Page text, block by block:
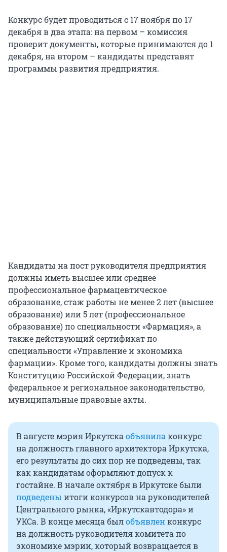
Конкурс будет проводиться с 17 ноября по 17
декабря в два этапа: на первом – комиссия
проверит документы, которые принимаются до 1
декабря, на втором – кандидаты представят
программы развития предприятия.
Кандидаты на пост руководителя предприятия
должны иметь высшее или среднее
профессиональное фармацевтическое
образование, стаж работы не менее 2 лет (высшее
образование) или 5 лет (профессиональное
образование) по специальности «Фармация», а
также действующий сертификат по
специальности «Управление и экономика
фармации». Кроме того, кандидаты должны знать
Конституцию Российской Федерации, знать
федеральное и региональное законодательство,
муниципальные правовые акты.
В августе мэрия Иркутска объявила конкурс
на должность главного архитектора Иркутска,
его результаты до сих пор не подведены, так
как кандидатам оформляют допуск к
гостайне. В начале октября в Иркутске были
подведены итоги конкурсов на руководителей
Центрального рынка, «Иркутскавтодора» и
УКСа. В конце месяца былобъявленконкурс
на должность руководителя комитета по
экономике мэрии, который возвращается в